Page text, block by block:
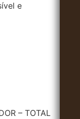
e
– TOTAL